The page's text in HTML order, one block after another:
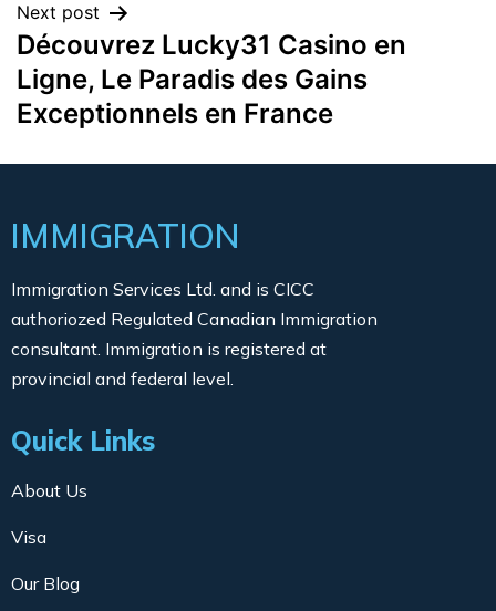
Next post
Découvrez Lucky31 Casino en
Ligne, Le Paradis des Gains
Exceptionnels en France
IMMIGRATION
Immigration Services Ltd. and is CICC
authoriozed Regulated Canadian Immigration
consultant. Immigration is registered at
provincial and federal level.
Quick Links
About Us
Visa
Our Blog